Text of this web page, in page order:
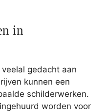
in
gedacht aan
kunnen een
schilderwerken.
worden voor